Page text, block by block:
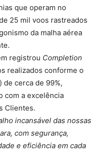
que operam no
25 mil voos rastreados
da malha aérea
registrou Completion
realizados conforme o
de cerca de 99%,
com a excelência
Clientes.
incansável das nossas
com segurança,
e eficiência em cada